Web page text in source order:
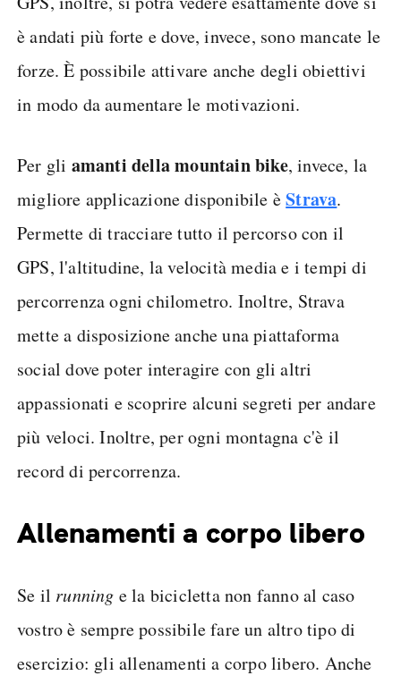
è andati più forte e dove, invece, sono mancate le
forze. È possibile attivare anche degli obiettivi
in modo da aumentare le motivazioni.
Per gli amanti della mountain bike, invece, la
migliore applicazione disponibile èStrava.
Permette di tracciare tutto il percorso con il
GPS, l'altitudine, la velocità media e i tempi di
percorrenza ogni chilometro. Inoltre, Strava
mette a disposizione anche una piattaforma
social dove poter interagire con gli altri
appassionati e scoprire alcuni segreti per andare
più veloci. Inoltre, per ogni montagna c'è il
record di percorrenza.
Allenamenti a corpo libero
Se il running e la bicicletta non fanno al caso
vostro è sempre possibile fare un altro tipo di
esercizio: gli allenamenti a corpo libero. Anche